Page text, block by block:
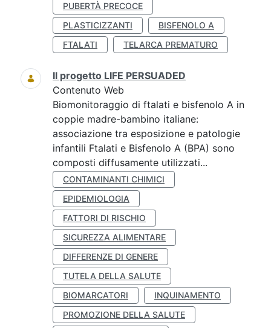
PUBERTÀ PRECOCE
PLASTICIZZANTI
BISFENOLO A
FTALATI
TELARCA PREMATURO
Il progetto LIFE PERSUADED
Contenuto Web
Biomonitoraggio di ftalati e bisfenolo A in
coppie madre-bambino italiane:
associazione tra esposizione e patologie
infantili Ftalati e Bisfenolo A (BPA) sono
composti diffusamente utilizzati...
CONTAMINANTI CHIMICI
EPIDEMIOLOGIA
FATTORI DI RISCHIO
SICUREZZA ALIMENTARE
DIFFERENZE DI GENERE
TUTELA DELLA SALUTE
BIOMARCATORI
INQUINAMENTO
PROMOZIONE DELLA SALUTE